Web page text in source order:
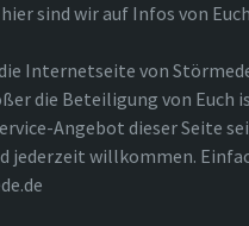
sind wir auf Infos von Euch
Internetseite von
die Beteiligung von Euch
Angebot dieser Seite
jederzeit willkommen.